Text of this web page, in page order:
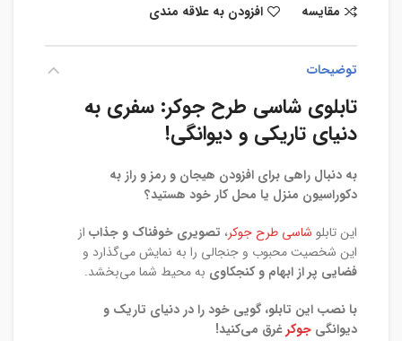
مقایسه افزودن به علاقه مندی
توضیحات
تابلوی شاسی طرح جوکر: سفری به
دنیای تاریکی و دیوانگی!
به دنبال راهی برای افزودن هیجان و رمز و راز به
دکوراسیون منزل یا محل کار خود هستید؟
این تابلو شاسی طرح جوکر، تصویری خوفناک و جذاب از
این شخصیت محبوب و جنجالی را به نمایش می‌گذارد و
فضایی پر از ابهام و کنجکاوی به محیط شما می‌بخشد.
با نصب این تابلو، گویی خود را در دنیای تاریک و
دیوانگی جوکرغرق می‌کنید!